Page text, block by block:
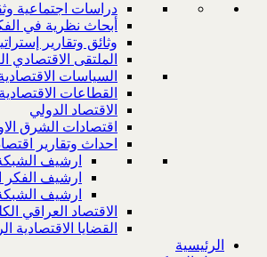
دراسات اجتماعية
أبحاث نظرية في
وثائق وتقارير
الملتقى الاقتصادي
السياسات
القطاعات الاقتصادية
الاقتصاد الدولي
اقتصادات الشرق
احداث وتقارير
ارشيف
ارشيف الفكر
ارشيف
الاقتصاد العراقي
القضايا الاقتصادية
الرئيسية